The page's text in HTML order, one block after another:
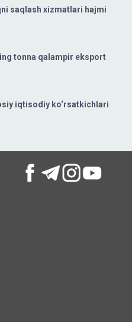
saqlash xizmatlari hajmi
tonna qalampir eksport
iqtisodiy ko‘rsatkichlari